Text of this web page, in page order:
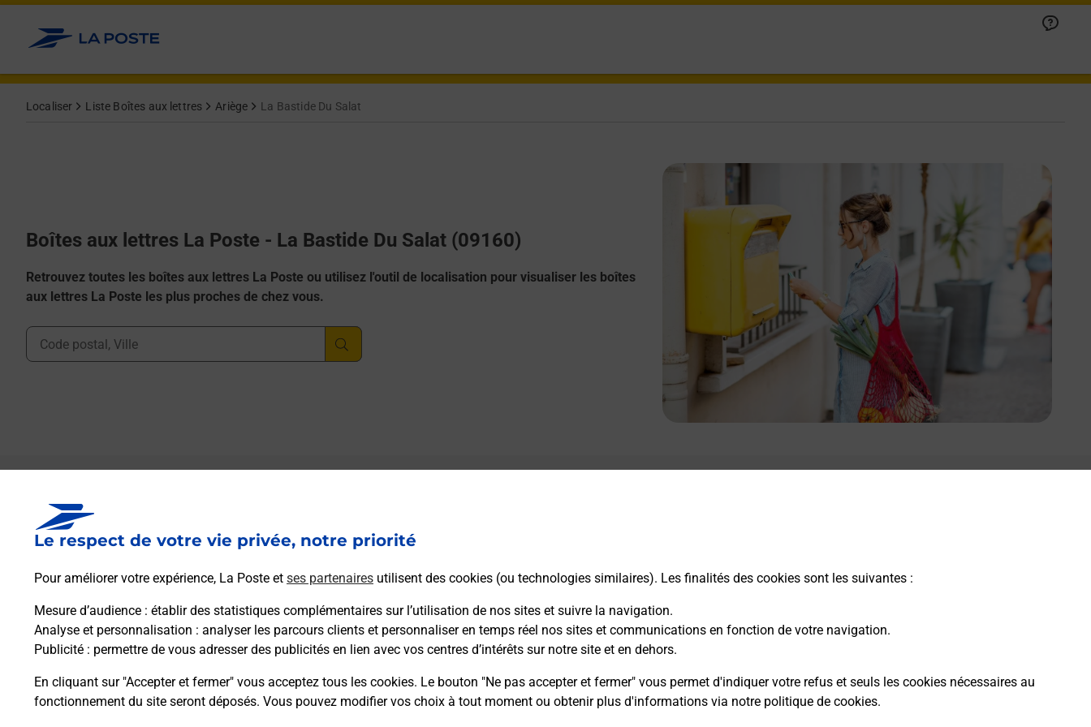
Le respect de votre vie privée, notre priorité
Pour améliorer votre expérience, La Poste et ses partenaires utilisent des cookies (ou technologies similaires). Les finalités des cookies sont les suivantes :
Mesure d’audience : établir des statistiques complémentaires sur l’utilisation de nos sites et suivre la navigation.
Analyse et personnalisation : analyser les parcours clients et personnaliser en temps réel nos sites et communications en fonction de votre navigation.
Publicité : permettre de vous adresser des publicités en lien avec vos centres d’intérêts sur notre site et en dehors.
En cliquant sur "Accepter et fermer" vous acceptez tous les cookies. Le bouton "Ne pas accepter et fermer" vous permet d'indiquer votre refus et seuls les cookies nécessaires au
fonctionnement du site seront déposés. Vous pouvez modifier vos choix à tout moment ou obtenir plus d'informations via notre politique de cookies.
Allez au contenu
Localiser Liste Boîtes aux lettres Ariège La Bastide Du Salat
Boîtes aux lettres La Poste - La Bastide Du Salat (09160)
Retrouvez toutes les boîtes aux lettres La Poste ou utilisez l'outil de localisation pour visualiser les boîtes
aux lettres La Poste les plus proches de chez vous.
Ville, Département, Code Postal
Boîte aux lettres La Poste
Prochaine collecte du courrier vendredià
09160 La Bastide Du Salat
Itinéraire